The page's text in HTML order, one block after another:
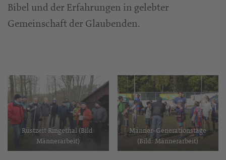
Bibel und der Erfahrungen in gelebter
Gemeinschaft der Glaubenden.
Rüstzeit Ringethal (Bild:
Männerarbeit)
Männer-Generationstage
(Bild: Männerarbeit)